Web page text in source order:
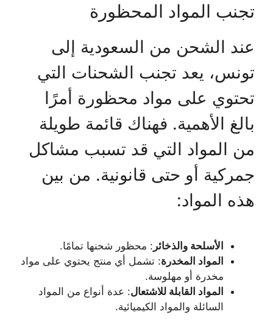
تجنب المواد المحظورة
عند الشحن من السعودية إلى
تونس، يعد تجنب الشحنات التي
تحتوي على مواد محظورة أمرًا
بالغ الأهمية. فهناك قائمة طويلة
من المواد التي قد تسبب مشاكل
جمركية أو حتى قانونية. من بين
هذه المواد:
الأسلحة والذخائر : محظور شحنها تمامًا.
المواد المخدرة: تشمل أي منتج يحتوي على مواد
مخدرة أو مهلوسة.
المواد القابلة للاشتعال: عدة أنواع من المواد
السائلة والمواد الكيميائية.